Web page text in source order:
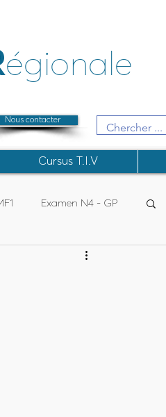
égionale
Nous contacter
Cursus T.I.V
Examen N4 - GP
College Instructeurs